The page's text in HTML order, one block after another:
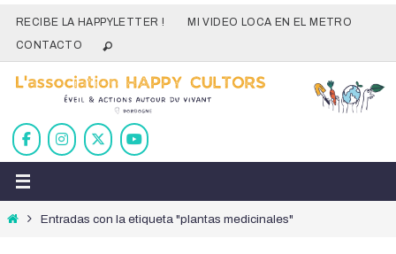
RECIBE LA HAPPYLETTER !
MI VIDEO LOCA EN EL METRO
CONTACTO
InicioEntradas con la etiqueta "plantas medicinales"